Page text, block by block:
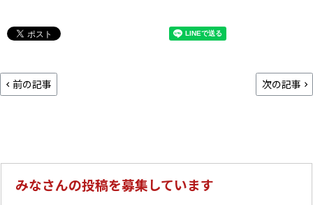
前の記事 次の記事
みなさんの投稿を募集しています